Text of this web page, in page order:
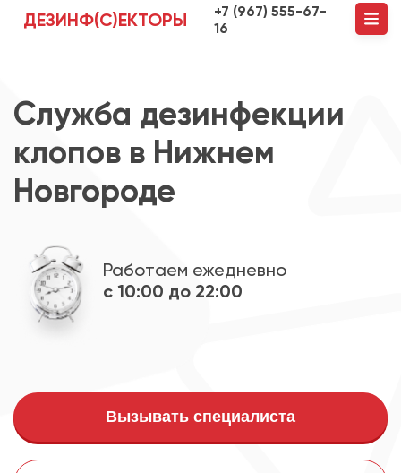
ДЕЗИНФ(С)ЕКТОРЫ
+7 (967) 555-67-
16
Служба дезинфекции
клопов в Нижнем
Новгороде
Работаем ежедневно
с 10:00 до 22:00
Вызывать специалиста